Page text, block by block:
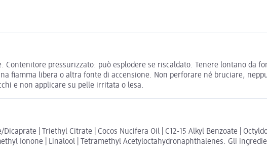
Contenitore pressurizzato: può esplodere se riscaldato. Tenere lontano
fiamma libera o altra fonte di accensione. Non perforare né bruciare,
e non applicare su pelle irritata o lesa.
| Triethyl Citrate | Cocos Nucifera Oil | C12-15 Alkyl Benzoate |
Ionone | Linalool | Tetramethyl Acetyloctahydronaphthalenes. Gli